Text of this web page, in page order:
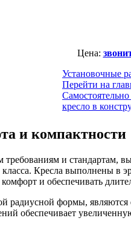
Цена:
Установочные
Перейти на
Самостоятельно
кресло в
и компактности
требованиям и
класса. Кресла выполнены
и обеспечивать
радиусной формы,
обеспечивает